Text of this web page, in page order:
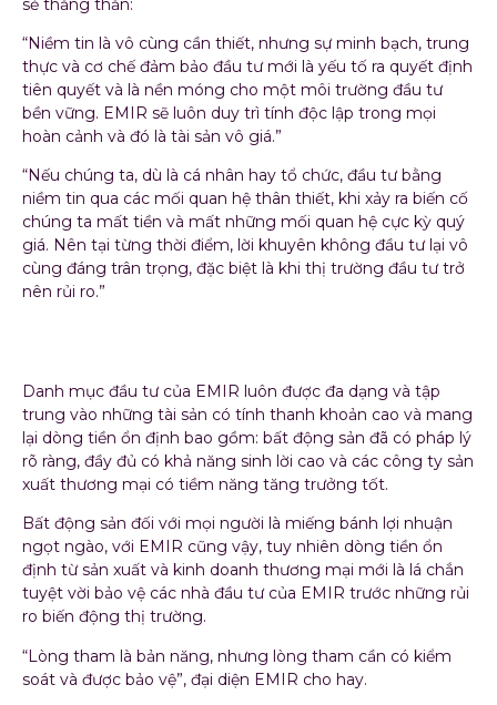
sẻ thẳng thắn:
“Niềm tin là vô cùng cần thiết, nhưng sự minh bạch, trung
thực và cơ chế đảm bảo đầu tư mới là yếu tố ra quyết định
tiên quyết và là nền móng cho một môi trường đầu tư
bền vững. EMIR sẽ luôn duy trì tính độc lập trong mọi
hoàn cảnh và đó là tài sản vô giá.”
“Nếu chúng ta, dù là cá nhân hay tổ chức, đầu tư bằng
niềm tin qua các mối quan hệ thân thiết, khi xảy ra biến cố
chúng ta mất tiền và mất những mối quan hệ cực kỳ quý
giá. Nên tại từng thời điểm, lời khuyên không đầu tư lại vô
cùng đáng trân trọng, đặc biệt là khi thị trường đầu tư trở
nên rủi ro.”
Danh mục đầu tư của EMIR luôn được đa dạng và tập
trung vào những tài sản có tính thanh khoản cao và mang
lại dòng tiền ổn định bao gồm: bất động sản đã có pháp lý
rõ ràng, đầy đủ có khả năng sinh lời cao và các công ty sản
xuất thương mại có tiềm năng tăng trưởng tốt.
Bất động sản đối với mọi người là miếng bánh lợi nhuận
ngọt ngào, với EMIR cũng vậy, tuy nhiên dòng tiền ổn
định từ sản xuất và kinh doanh thương mại mới là lá chắn
tuyệt vời bảo vệ các nhà đầu tư của EMIR trước những rủi
ro biến động thị trường.
“Lòng tham là bản năng, nhưng lòng tham cần có kiểm
soát và được bảo vệ”, đại diện EMIR cho hay.